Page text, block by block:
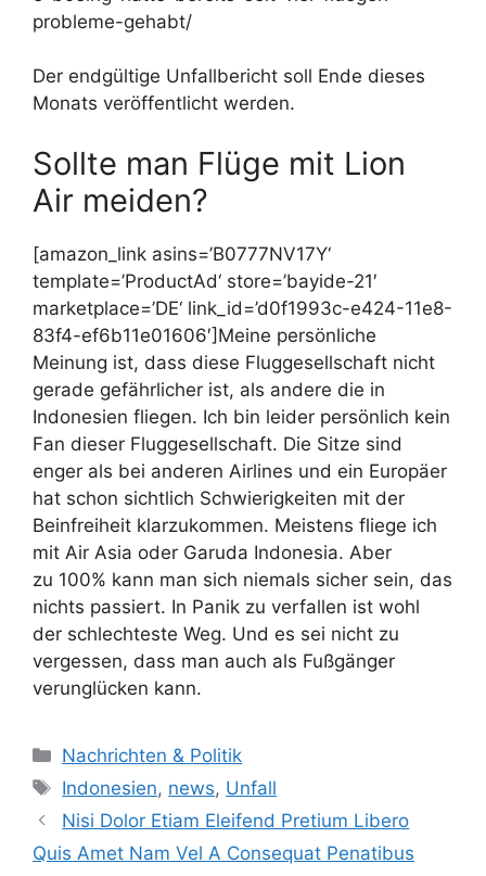
probleme-gehabt/
Der endgültige Unfallbericht soll Ende dieses
Monats veröffentlicht werden.
Sollte man Flüge mit Lion
Air meiden?
[amazon_link asins=’B0777NV17Y‘
template=’ProductAd‘ store=’bayide-21′
marketplace=’DE‘ link_id=’d0f1993c-e424-11e8-
83f4-ef6b11e01606′]Meine persönliche
Meinung ist, dass diese Fluggesellschaft nicht
gerade gefährlicher ist, als andere die in
Indonesien fliegen. Ich bin leider persönlich kein
Fan dieser Fluggesellschaft. Die Sitze sind
enger als bei anderen Airlines und ein Europäer
hat schon sichtlich Schwierigkeiten mit der
Beinfreiheit klarzukommen. Meistens fliege ich
mit Air Asia oder Garuda Indonesia. Aber
zu 100% kann man sich niemals sicher sein, das
nichts passiert. In Panik zu verfallen ist wohl
der schlechteste Weg. Und es sei nicht zu
vergessen, dass man auch als Fußgänger
verunglücken kann.
Kategorien
Nachrichten & Politik
Schlagwörter
Indonesien, news, Unfall
Nisi Dolor Etiam Eleifend Pretium Libero
Quis Amet Nam Vel A Consequat Penatibus